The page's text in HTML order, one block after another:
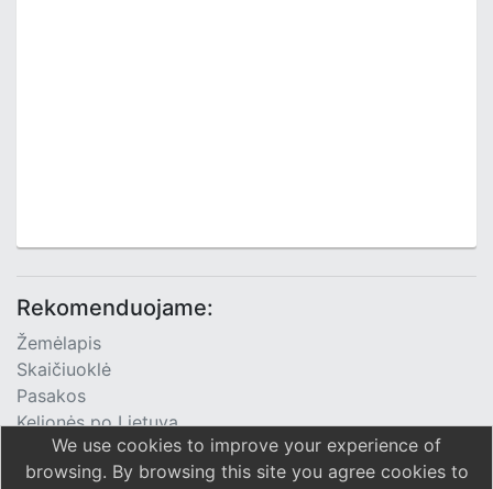
Rekomenduojame:
Žemėlapis
Skaičiuoklė
Pasakos
Kelionės po Lietuvą
TV Programa
We use cookies to improve your experience of
browsing. By browsing this site you agree cookies to